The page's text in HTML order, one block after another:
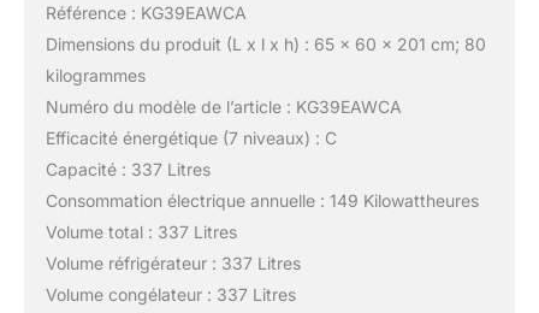
Référence : KG39EAWCA
Dimensions du produit (L x l x h) : 65 x 60 x 201 cm; 80
kilogrammes
Numéro du modèle de l’article : KG39EAWCA
Efficacité énergétique (7 niveaux) : C
Capacité : 337 Litres
Consommation électrique annuelle : 149 Kilowattheures
Volume total : 337 Litres
Volume réfrigérateur : 337 Litres
Volume congélateur : 337 Litres